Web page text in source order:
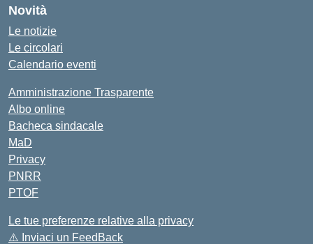
Novità
Le notizie
Le circolari
Calendario eventi
Amministrazione Trasparente
Albo online
Bacheca sindacale
MaD
Privacy
PNRR
PTOF
Le tue preferenze relative alla privacy
⚠️ Inviaci un FeedBack